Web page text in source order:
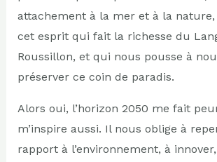
attachement à la mer et à la nature,
cet esprit qui fait la richesse du
Roussillon, et qui nous pousse à
préserver ce coin de paradis.
Alors oui, l’horizon 2050 me fait
m’inspire aussi. Il nous oblige à
rapport à l’environnement, à